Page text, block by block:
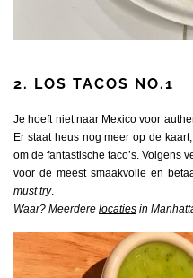
2. LOS TACOS NO.1
Je hoeft niet naar Mexico voor
Er staat heus nog meer op de
om de fantastische taco’s. Volgens
voor de meest smaakvolle en
must try.
Waar? Meerdere locaties in